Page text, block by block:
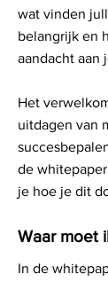
wat vinden
belangrijk en
aandacht aan
Het
uitdagen van
de
je hoe je dit
Waar moet
In de